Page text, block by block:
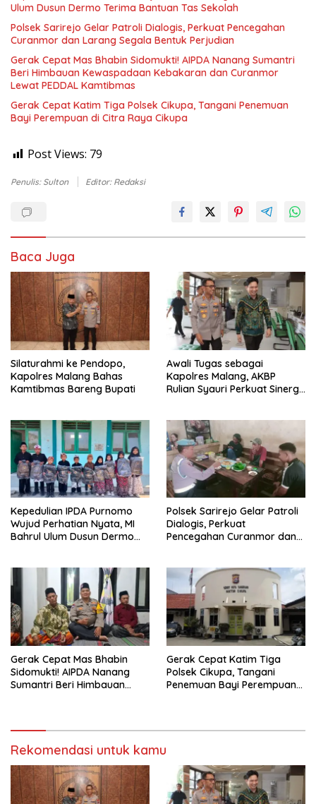
Ulum Dusun Dermo Terima Bantuan Tas Sekolah
Polsek Sarirejo Gelar Patroli Dialogis, Perkuat Pencegahan
Curanmor dan Larang Segala Bentuk Perjudian
Gerak Cepat Mas Bhabin Sidomukti! AIPDA Nanang Sumantri
Beri Himbauan Kewaspadaan Kebakaran dan Curanmor
Lewat PEDDAL Kamtibmas
Gerak Cepat Katim Tiga Polsek Cikupa, Tangani Penemuan
Bayi Perempuan di Citra Raya Cikupa
Post Views: 79
Penulis: Sulton Editor: Redaksi
Baca Juga
Silaturahmi ke Pendopo,
Kapolres Malang Bahas
Kamtibmas Bareng Bupati
Awali Tugas sebagai
Kapolres Malang, AKBP
Rulian Syauri Perkuat Sinergi
Kepedulian IPDA Purnomo
Wujud Perhatian Nyata, MI
Bahrul Ulum Dusun Dermo
Polsek Sarirejo Gelar Patroli
Dialogis, Perkuat
Pencegahan Curanmor dan
Gerak Cepat Mas Bhabin
Sidomukti! AIPDA Nanang
Sumantri Beri Himbauan
Gerak Cepat Katim Tiga
Polsek Cikupa, Tangani
Penemuan Bayi Perempuan
Rekomendasi untuk kamu